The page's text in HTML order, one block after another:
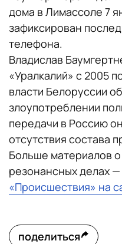
дома в Лимассоле 7
зафиксирован
телефона.
Владислав
«Уралкалий» с 2005
власти Белоруссии
злоупотреблении
передачи в Россию
отсутствия состава
Больше материалов
резонансных делах —
«Происшествия» на
поделиться